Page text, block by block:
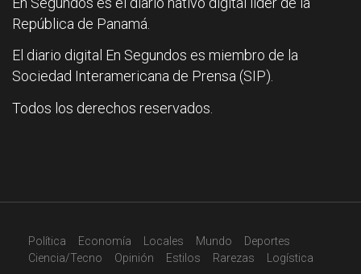
República de Panamá.
El diario digital En Segundos es miembro de la
Sociedad Interamericana de Prensa (SIP).
Todos los derechos reservados.
Política Economía Locales Mundo
Deportes
Ciencia/Tecno
Opinión Estilos Rarezas Logística